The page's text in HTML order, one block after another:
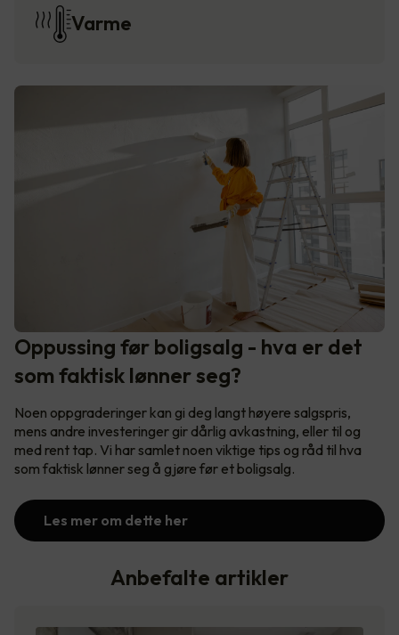
Varme
Oppussing før boligsalg - hva er det
som faktisk lønner seg?
Noen oppgraderinger kan gi deg langt høyere salgspris,
mens andre investeringer gir dårlig avkastning, eller til og
med rent tap. Vi har samlet noen viktige tips og råd til hva
som faktisk lønner seg å gjøre før et boligsalg.
Les mer om dette her
Anbefalte artikler